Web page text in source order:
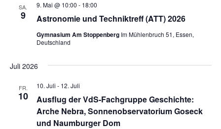
SA.
9 Astronomie und Techniktreff (ATT) 2026
9. Mai @ 10:00 - 18:00
Gymnasium Am Stoppenberg Im Mühlenbruch 51, Essen,
Deutschland
Juli 2026
FR.
10
Ausflug der VdS-Fachgruppe Geschichte:
Arche Nebra, Sonnenobservatorium Goseck
und Naumburger Dom
10. Juli - 12. Juli